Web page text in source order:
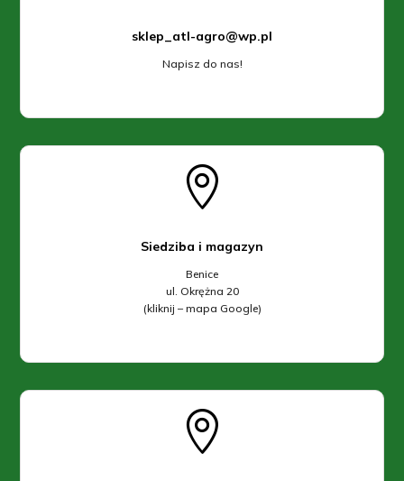
sklep_atl-agro@wp.pl
Napisz do nas!

Siedziba i magazyn
Benice
ul. Okrężna 20
(kliknij – mapa Google)
